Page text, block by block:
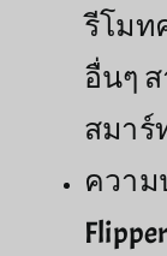
รีโมท
อื่นๆ
สมาร์
ความ